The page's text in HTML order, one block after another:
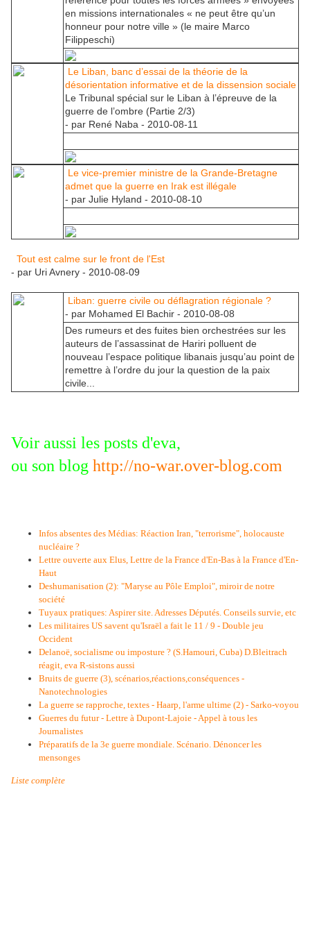
en missions internationales « ne peut être qu’un
honneur pour notre ville » (le maire Marco
Filippeschi)
Le Liban, banc d’essai de la théorie de la
désorientation informative et de la dissension sociale
Le Tribunal spécial sur le Liban à l’épreuve de la
guerre de l’ombre (Partie 2/3)
- par René Naba - 2010-08-11
Le vice-premier ministre de la Grande-Bretagne
admet que la guerre en Irak est illégale
- par Julie Hyland - 2010-08-10
Tout est calme sur le front de l'Est
- par Uri Avnery - 2010-08-09
Liban: guerre civile ou déflagration régionale ?
- par Mohamed El Bachir - 2010-08-08
Des rumeurs et des fuites bien orchestrées sur les
auteurs de l’assassinat de Hariri polluent de
nouveau l’espace politique libanais jusqu’au point de
remettre à l’ordre du jour la question de la paix
civile...
Voir aussi les posts d'eva,
ou son blog http://no-war.over-blog.com
Infos absentes des Médias: Réaction Iran, "terrorisme", holocauste
nucléaire ?
Lettre ouverte aux Elus, Lettre de la France d'En-Bas à la France d'En-
Haut
Deshumanisation (2): "Maryse au Pôle Emploi", miroir de notre
société
Tuyaux pratiques: Aspirer site. Adresses Députés. Conseils survie, etc
Les militaires US savent qu'Israël a fait le 11 / 9 - Double jeu
Occident
Delanoë, socialisme ou imposture ? (S.Hamouri, Cuba) D.Bleitrach
réagit, eva R-sistons aussi
Bruits de guerre (3), scénarios,réactions,conséquences -
Nanotechnologies
La guerre se rapproche, textes - Haarp, l'arme ultime (2) - Sarko-voyou
Guerres du futur - Lettre à Dupont-Lajoie - Appel à tous les
Journalistes
Préparatifs de la 3e guerre mondiale. Scénario. Dénoncer les
mensonges
Liste complète